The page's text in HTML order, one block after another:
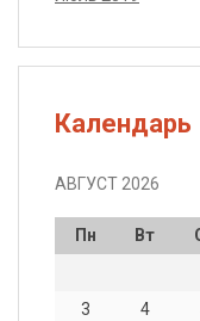
Календарь
АВГУСТ 2026
Пн Вт
3
4